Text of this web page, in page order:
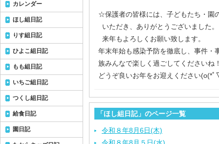
☆保護者の皆様には、子どもたち・園
いただき、ありがとうございました。
来年もよろしくお願い致します。
年末年始も感染予防を徹底し、事件・
族みんなで楽しく過ごしてくださいね
どうぞ良いお年をお迎えください(o(*
「ほし組日記」のページ一覧
令和８年8月6日(木)
カレンダー
ほし組日記
りす組日記
ひよこ組日記
もも組日記
いちご組日記
つくし組日記
給食日記
園日記